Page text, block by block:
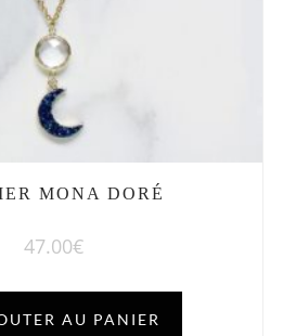
MONA DORÉ
47.00€
AU PANIER